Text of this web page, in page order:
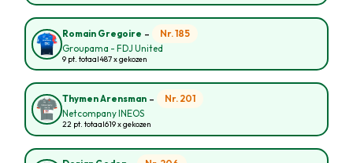
Romain Gregoire - Nr. 185
Groupama - FDJ United
9 pt. totaal487 x gekozen
Thymen Arensman - Nr. 201
Netcompany INEOS
22 pt. totaal619 x gekozen